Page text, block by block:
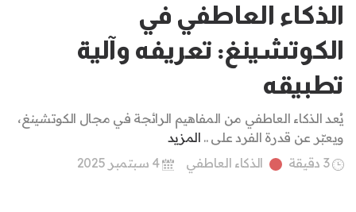
الذكاء العاطفي في
الكوتشينغ: تعريفه وآلية
تطبيقه
يُعد الذكاء العاطفي من المفاهيم الرائجة في مجال الكوتشينغ،
ويعبّر عن قدرة الفرد على .. المزيد
3 دقيقة
الذكاء العاطفي 4 سبتمبر 2025